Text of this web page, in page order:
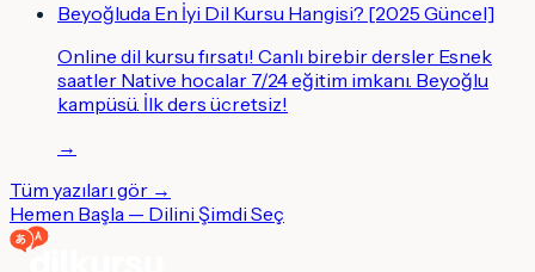
Beyoğluda En İyi Dil Kursu Hangisi? [2025 Güncel]
Online dil kursu fırsatı! Canlı birebir dersler Esnek
saatler Native hocalar 7/24 eğitim imkanı. Beyoğlu
kampüsü. İlk ders ücretsiz!
→
Tüm yazıları gör →
Hemen Başla — Dilini Şimdi Seç